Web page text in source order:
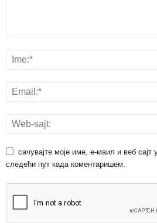
сачувајте моје име, е-маил и веб сајт
следећи пут када коментаришем.